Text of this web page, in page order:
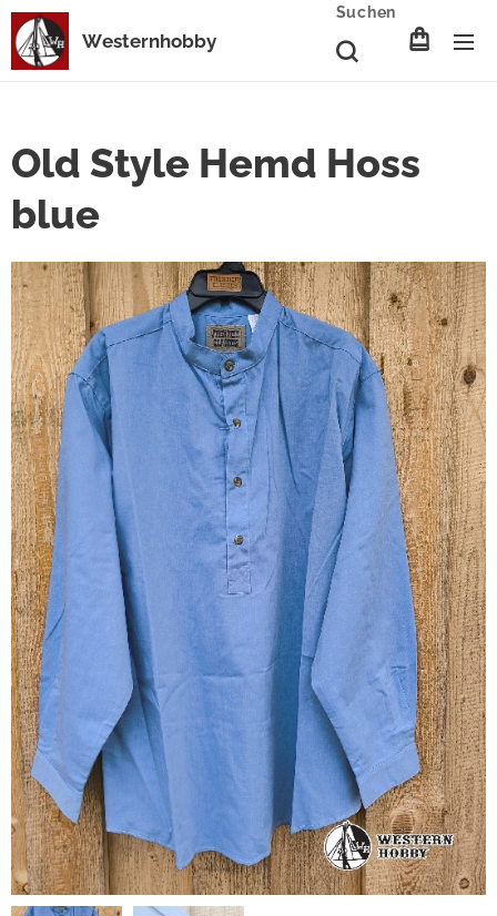
Westernhobby
Suchen
Old Style Hemd Hoss
blue